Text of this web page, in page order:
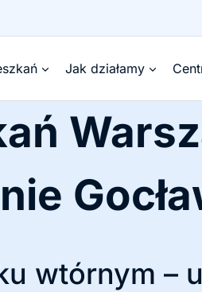
Jak działamy
wtórnym –